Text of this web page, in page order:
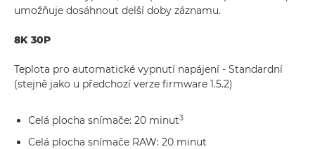
umožňuje dosáhnout delší doby záznamu.
8K 30P
Teplota pro automatické vypnutí napájení - Standardní
(stejně jako u předchozí verze firmware 1.5.2)
Celá plocha snímače: 20 minut3
Celá plocha snímače RAW: 20 minut